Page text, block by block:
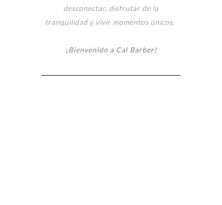
desconectar, disfrutar de la
tranquilidad y vivir momentos únicos.
¡Bienvenido a Cal Barber!